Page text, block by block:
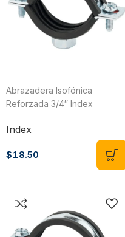
Abrazadera Isofónica
Reforzada 3/4″ Index
Index
$18.50